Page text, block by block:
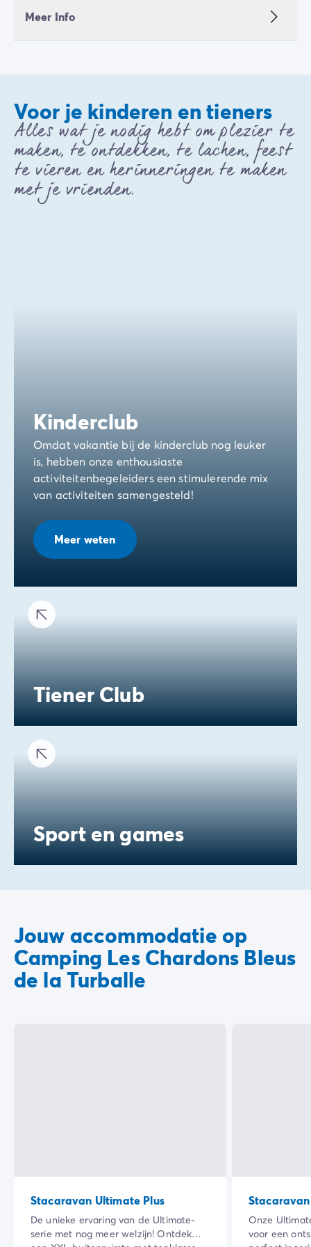
Meer Info
Voor je kinderen en tieners
Alles wat je nodig hebt om plezier te
maken, te ontdekken, te lachen, feest
te vieren en herinneringen te maken
met je vrienden.
Kinderclub
Omdat vakantie bij de kinderclub nog leuker
is, hebben onze enthousiaste
activiteitenbegeleiders een stimulerende mix
van activiteiten samengesteld!
Meer weten
Tiener Club
Sport en games
Jouw accommodatie op
Camping Les Chardons Bleus
de la Turballe
Stacaravan Ultimate Plus
De unieke ervaring van de Ultimate-
serie met nog meer welzijn! Ontdek
Onze
voor een